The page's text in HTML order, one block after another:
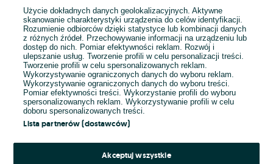
E-mail
Hasło
Użycie dokładnych danych geolokalizacyjnych. Aktywne
skanowanie charakterystyki urządzenia do celów identyfikacji.
Rozumienie odbiorców dzięki statystyce lub kombinacji danych
z różnych źródeł. Przechowywanie informacji na urządzeniu lub
dostęp do nich. Pomiar efektywności reklam. Rozwój i
ulepszanie usług. Tworzenie profili w celu personalizacji treści.
Tworzenie profili w celu spersonalizowanych reklam.
Wykorzystywanie ograniczonych danych do wyboru reklam.
Wykorzystywanie ograniczonych danych do wyboru treści.
Pomiar efektywności treści. Wykorzystanie profili do wyboru
spersonalizowanych reklam. Wykorzystywanie profili w celu
doboru spersonalizowanych treści.
Lista partnerów (dostawców)
Akceptuj wszystkie